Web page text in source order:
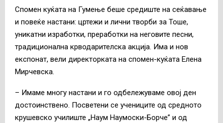
Спомен куќата на Гумење беше средиште на сеќавање
и повеќе настани: цртежи и лични творби за Тоше,
уникатни изработки, преработки на неговите песни,
традиционална крводарителска акција. Има и нов
експонат, вели директорката на спомен-куќата Елена
Мирчевска.
– Имаме многу настани и го одбележуваме овој ден
достоинствено. Посветени се учениците од средното
крушевско училиште „Наум Наумоски-Борче” и од